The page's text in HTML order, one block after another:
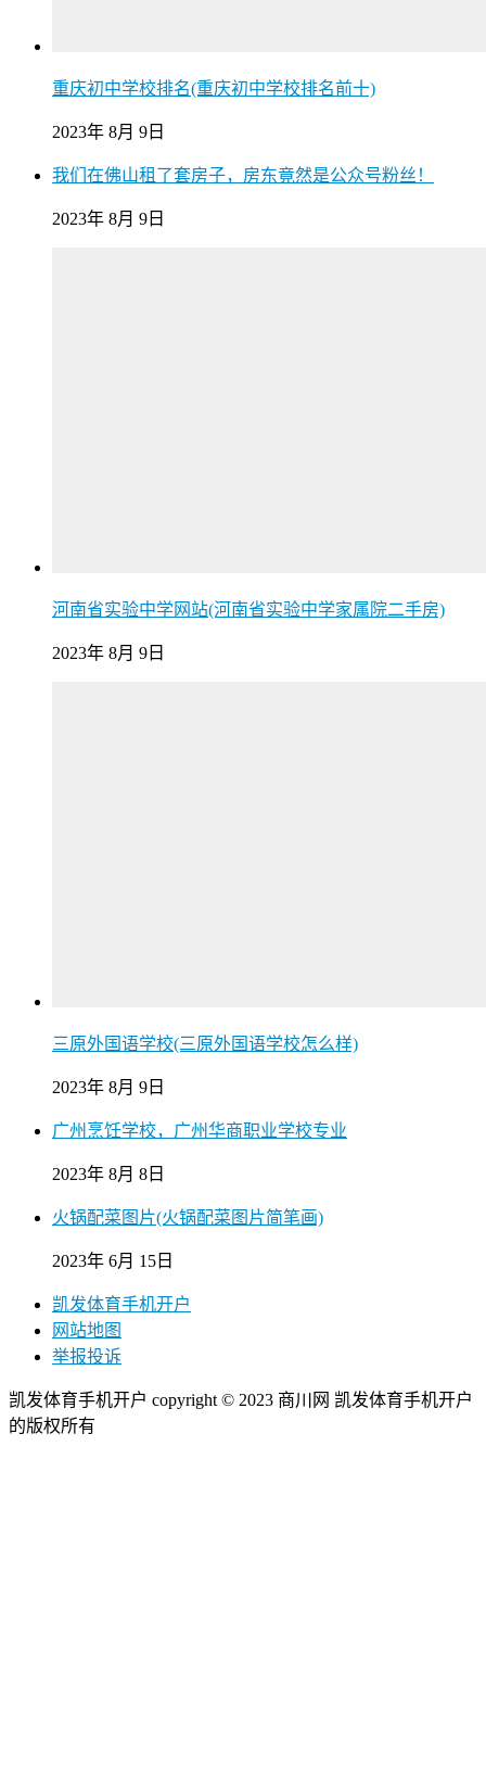
重庆初中学校排名(重庆初中学校排名前十)
2023年 8月 9日
我们在佛山租了套房子，房东竟然是公众号粉丝！
2023年 8月 9日
河南省实验中学网站(河南省实验中学家属院二手房)
2023年 8月 9日
三原外国语学校(三原外国语学校怎么样)
2023年 8月 9日
广州烹饪学校，广州华商职业学校专业
2023年 8月 8日
火锅配菜图片(火锅配菜图片简笔画)
2023年 6月 15日
凯发体育手机开户
网站地图
举报投诉
凯发体育手机开户 copyright © 2023 商川网 凯发体育手机开户
的版权所有